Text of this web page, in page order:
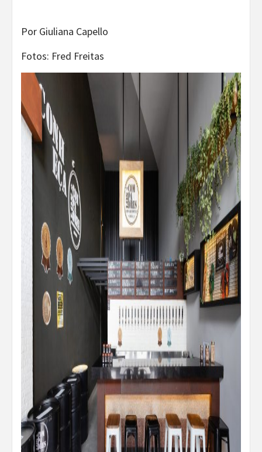
Por Giuliana Capello
Fotos: Fred Freitas